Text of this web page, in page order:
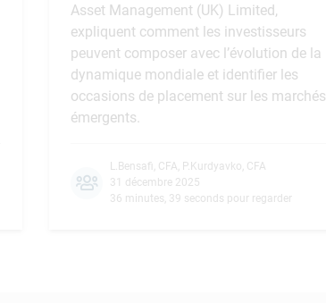
Asset Management (UK) Limited,
expliquent comment les investisseurs
peuvent composer avec l’évolution de la
dynamique mondiale et identifier les
occasions de placement sur les marchés
émergents.
L.Bensafi, CFA, P.Kurdyavko, CFA
31 décembre 2025
36 minutes, 39 seconds pour regarder